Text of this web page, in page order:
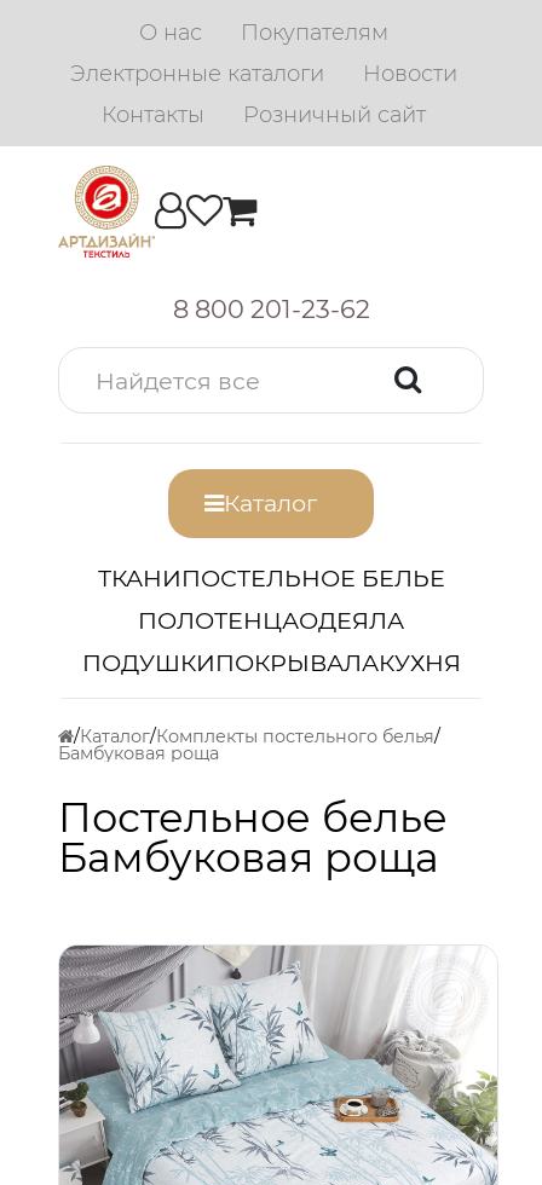
О нас
Покупателям
Электронные каталоги
Новости
Контакты
Розничный сайт
8 800 201-23-62
Каталог
ТКАНИПОСТЕЛЬНОЕ БЕЛЬЕ
ПОЛОТЕНЦАОДЕЯЛА
ПОДУШКИПОКРЫВАЛАКУХНЯ
Каталог Комплекты постельного белья
Бамбуковая роща
Постельное белье
Бамбуковая роща